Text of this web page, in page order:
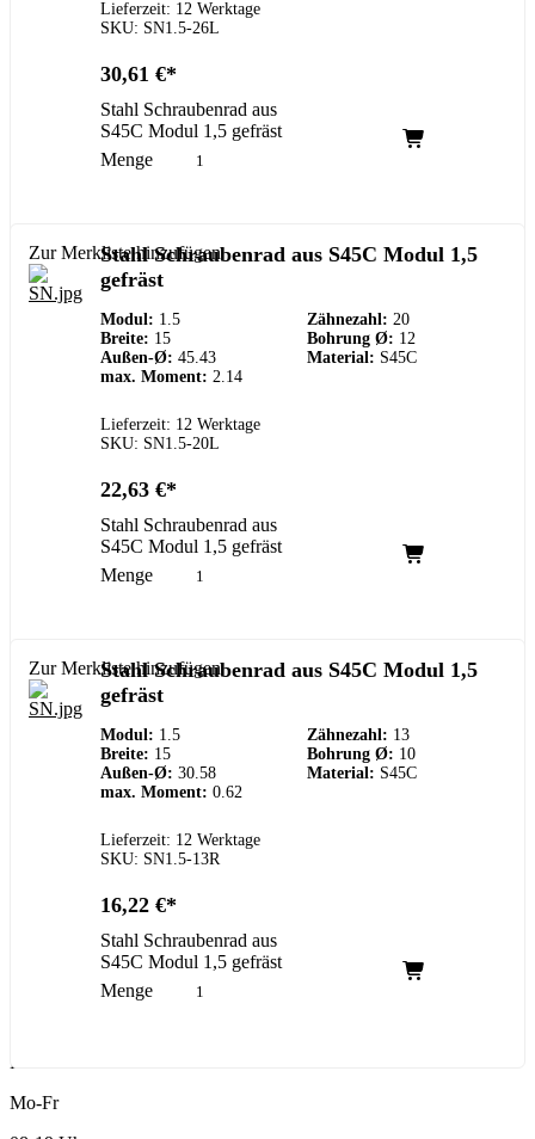
Lieferzeit: 12 Werktage
SKU: SN1.5-26L
30,61 €
Stahl Schraubenrad aus
S45C Modul 1,5 gefräst
Menge
Zur Merkliste hinzufügen
Stahl Schraubenrad aus S45C Modul 1,5
gefräst
Modul: 1.5 Zähnezahl: 20
Breite: 15 Bohrung Ø: 12
Außen-Ø: 45.43 Material: S45C
max. Moment: 2.14
Lieferzeit: 12 Werktage
SKU: SN1.5-20L
22,63 €
Stahl Schraubenrad aus
S45C Modul 1,5 gefräst
Menge
Zur Merkliste hinzufügen
Stahl Schraubenrad aus S45C Modul 1,5
gefräst
Modul: 1.5 Zähnezahl: 13
Breite: 15 Bohrung Ø: 10
Außen-Ø: 30.58 Material: S45C
max. Moment: 0.62
Lieferzeit: 12 Werktage
SKU: SN1.5-13R
16,22 €
Stahl Schraubenrad aus
S45C Modul 1,5 gefräst
Menge
Kundenservice
Mo-Fr